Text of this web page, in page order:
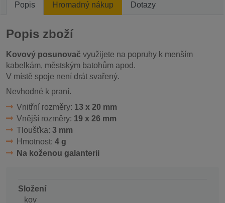
Popis Hromadný nákup Dotazy
Popis zboží
Kovový posunovač využijete na popruhy k menším
kabelkám, městským batohům apod.
V místě spoje není drát svařený.
Nevhodné k praní.
Vnitřní rozměry: 13 x 20 mm
Vnější rozměry: 19 x 26 mm
Tloušťka: 3 mm
Hmotnost: 4 g
Na koženou galanterii
Složení
kov